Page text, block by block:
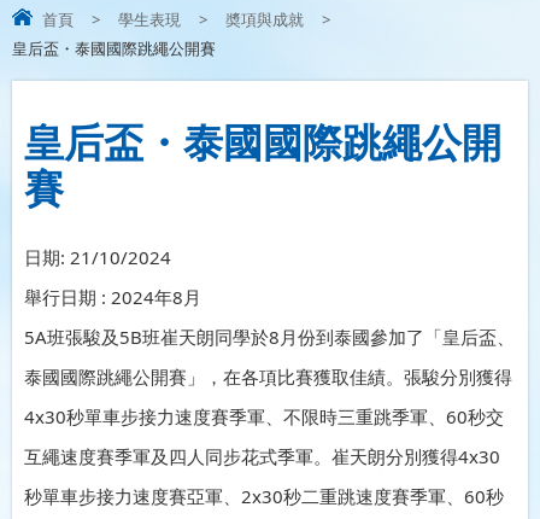
首頁 > 學生表現 > 奬項與成就
>
皇后盃・泰國國際跳繩公開賽
皇后盃・泰國國際跳繩公開
賽
日期: 21/10/2024
舉行日期 : 2024年8月
5A班張駿及5B班崔天朗同學於8月份到泰國參加了「皇后盃、
泰國國際跳繩公開賽」，在各項比賽獲取佳績。張駿分別獲得
4x30秒單車步接力速度賽季軍、不限時三重跳季軍、60秒交
互繩速度賽季軍及四人同步花式季軍。崔天朗分別獲得4x30
秒單車步接力速度賽亞軍、2x30秒二重跳速度賽季軍、60秒